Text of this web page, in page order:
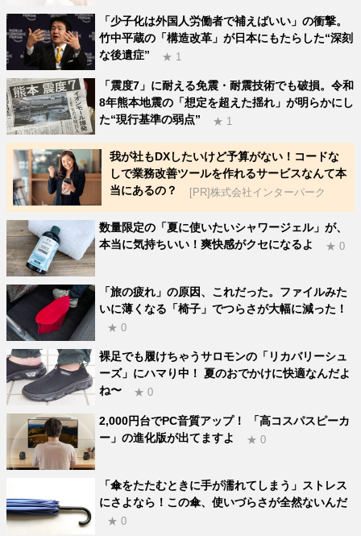
「少子化は外国人労働者で補えばいい」の衝撃。
竹中平蔵の「構造改革」が日本にもたらした“深刻
な後遺症”
★ 1
「震度7」に耐える免震・耐震技術でも破損。令和
8年熊本地震の「想定を超えた揺れ」が明らかにし
た“現行基準の弱点”
★ 1
我が社もDXしたいけど予算がない！コードな
しで業務改善ツールを作れるサービスなんて本
当にあるの？
[PR]株式会社インターパーク
数量限定の「夏に使いたいシャワージェル」が、
本当に気持ちいい！爽快感がクセになるよ
★ 0
「旅の疲れ」の原因、これだった。ファイルみた
いに薄くなる「椅子」でつらさが大幅に減った！
★ 0
裸足でも履けちゃうサロモンの「リカバリーシュ
ーズ」にハマり中！ 夏のおでかけに快適なんだよ
ね〜
★ 0
2,000円台でPC音質アップ！ 「高コスパスピーカ
ー」の進化版が出てますよ
★ 0
「傘をたたむときに手が濡れてしまう」ストレス
にさよなら！この傘、使いづらさが全然ないんだ
★ 0